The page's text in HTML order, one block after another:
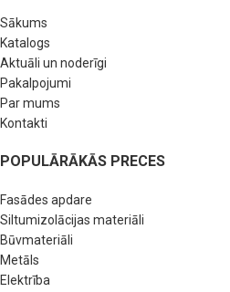
Sākums
Katalogs
Aktuāli un noderīgi
Pakalpojumi
Par mums
Kontakti
POPULĀRĀKĀS PRECES
Fasādes apdare
Siltumizolācijas materiāli
Būvmateriāli
Metāls
Elektrība